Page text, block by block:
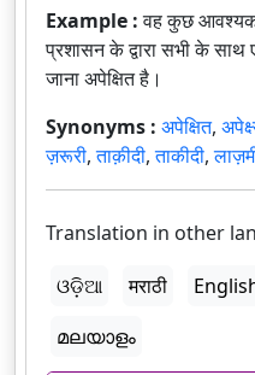
Example :वह कुछ आवश्यक
प्रशासन के द्वारा सभी के
जाना अपेक्षित है।
Synonyms : अपेक्षित,
ज़रूरी,ताक़ीदी,ताकीदी,
Translation in other
ଓଡ଼ିଆ
मराठी
മലയാളം